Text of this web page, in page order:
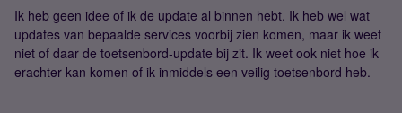
Ik heb geen idee of ik de update al binnen hebt. Ik heb wel wat
updates van bepaalde services voorbij zien komen, maar ik weet
niet of daar de toetsenbord-update bij zit. Ik weet ook niet hoe ik
erachter kan komen of ik inmiddels een veilig toetsenbord heb.